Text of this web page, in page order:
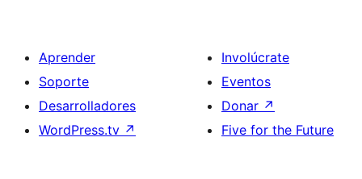
Aprender
Soporte
Desarrolladores
WordPress.tv ↗
Involúcrate
Eventos
Donar ↗
Five for the Future